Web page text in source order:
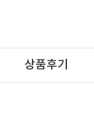
상품후기